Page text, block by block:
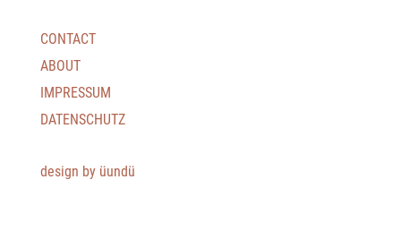
CONTACT
ABOUT
IMPRESSUM
DATENSCHUTZ
design by üundü